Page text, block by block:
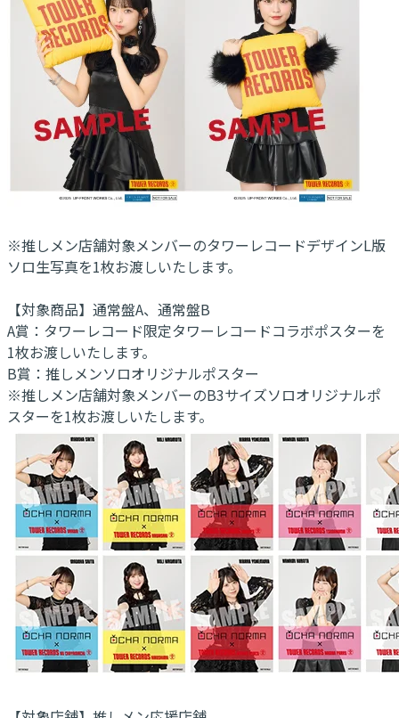
※推しメン店舗対象メンバーのタワーレコードデザインL版
ソロ生写真を1枚お渡しいたします。
【対象商品】通常盤A、通常盤B
A賞：タワーレコード限定タワーレコードコラボポスターを
1枚お渡しいたします。
B賞：推しメンソロオリジナルポスター
※推しメン店舗対象メンバーのB3サイズソロオリジナルポ
スターを1枚お渡しいたします。